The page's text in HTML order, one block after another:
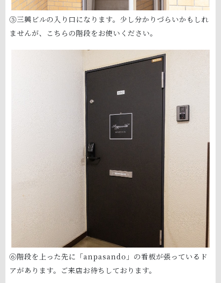
⑤三興ビルの入り口になります。少し分かりづらいかもしれ
ませんが、こちらの階段をお使いください。
⑥階段を上った先に「anpasando」の看板が張っているド
アがあります。ご来店お待ちしております。